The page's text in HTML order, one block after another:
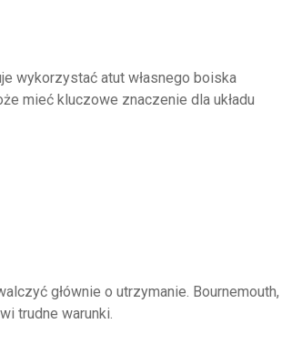
wykorzystać atut własnego boiska
mieć kluczowe znaczenie dla układu
głównie o utrzymanie. Bournemouth,
trudne warunki.